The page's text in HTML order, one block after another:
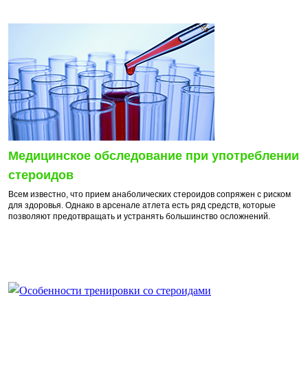
Медицинское обследование при употреблении
стероидов
Всем известно, что прием анаболических стероидов сопряжен с риском
для здоровья. Однако в арсенале атлета есть ряд средств, которые
позволяют предотвращать и устранять большинство осложнений.